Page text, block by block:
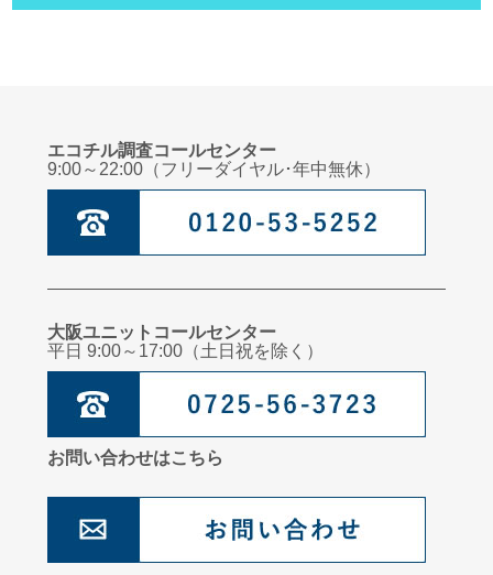
エコチル調査コールセンター
9:00～22:00（フリーダイヤル･年中無休）
大阪ユニットコールセンター
平日 9:00～17:00（土日祝を除く）
お問い合わせはこちら